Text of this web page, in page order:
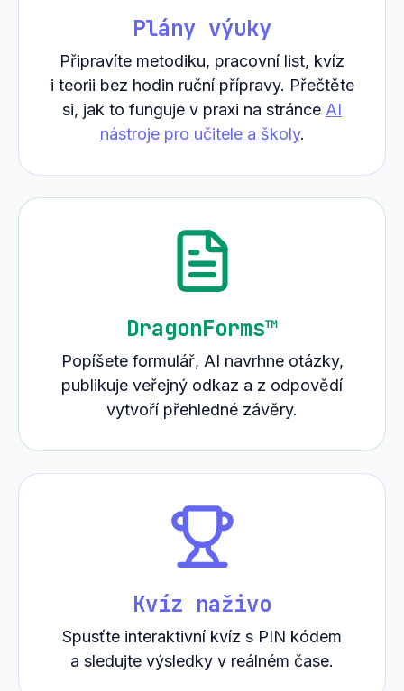
Plány výuky
Připravíte metodiku, pracovní list, kvíz
i teorii bez hodin ruční přípravy. Přečtěte
si, jak to funguje v praxi na stránce AI
nástroje pro učitele a školy.
DragonForms™
Popíšete formulář, AI navrhne otázky,
publikuje veřejný odkaz a z odpovědí
vytvoří přehledné závěry.
Kvíz naživo
Spusťte interaktivní kvíz s PIN kódem
a sledujte výsledky v reálném čase.